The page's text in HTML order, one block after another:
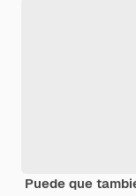
Puede que